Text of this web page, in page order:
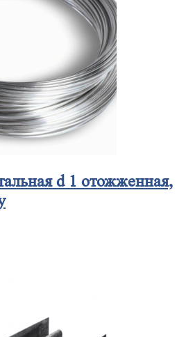
d 1 отожженная,